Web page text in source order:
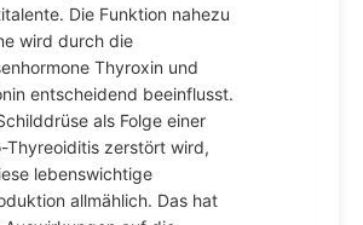
Die Funktion nahezu
wird durch die
Thyroxin und
entscheidend beeinflusst.
als Folge einer
Thyreoiditis zerstört wird,
lebenswichtige
allmählich. Das hat